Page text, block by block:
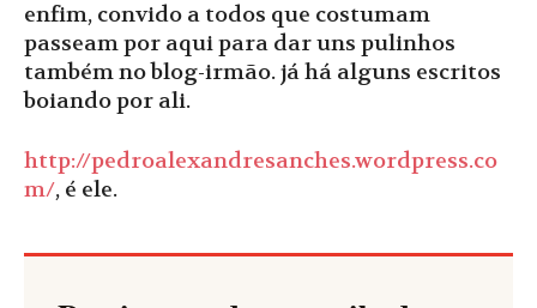
enfim, convido a todos que costumam
passeam por aqui para dar uns pulinhos
também no blog-irmão. já há alguns escritos
boiando por ali.
http://pedroalexandresanches.wordpress.co
m/, é ele.